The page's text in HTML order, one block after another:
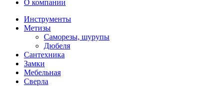
О компании
Инструменты
Метизы
Саморезы, шурупы
Дюбеля
Сантехника
Замки
Мебельная
Сверла